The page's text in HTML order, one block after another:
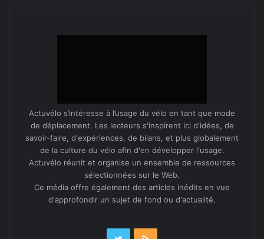
jeunesse les itinéraires cyclables qui ont trop
longtemps man­qué entre la ville cen­tre et sa
périphérie. La Com­mu­nauté de com­munes a, quant à
elle, créé une
« hot­line » d’assistance tech­nique sur les tra­jets
fréquen­tés par les col­légiens pour répon­dre aux
éventuelles pannes ou autres petits bobos (les vélos
serait excep­tion­nelle).
Actuvélo s’intéresse à l’usage du vélo en tant que mode
de déplacement. Les lecteurs s'inspirent ici d'idées, de
savoir-faire, d'expériences, de bilans, et plus globalement
de la culture du vélo afin d'en développer l'usage.
Actuvélo réunit et organise un ensemble de ressources
sélectionnées sur le Web.
Ce média offre également des articles inédits en vue
d'approfondir un sujet de fond ou d'actualité.